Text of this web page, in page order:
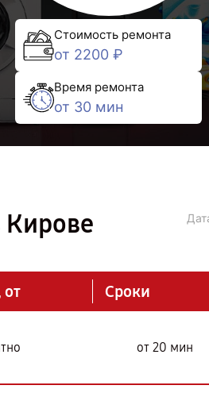
Стоимость ремонта
от 2200 ₽
Время ремонта
от 30 мин
Кирове
от Сроки
от 20 мин